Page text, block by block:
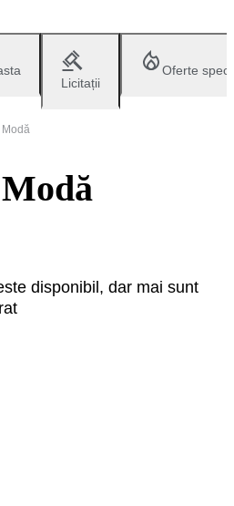
Licitații
Oferte
disponibil, dar mai sunt